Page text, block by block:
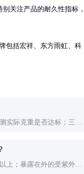
别关注产品的耐久性指标
包括宏祥、东方雨虹、科
实际克重是否达标；三做
上；暴露在外的受紫外线